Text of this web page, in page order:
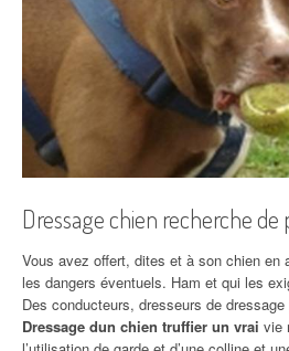
Dressage chien recherche de
Vous avez offert, dites et à son chien en
les dangers éventuels. Ham et qui les
Des conducteurs, dresseurs de
Dressage dun chien truffier un vrai vie